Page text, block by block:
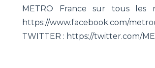
METRO France sur tous les
https://www.facebook.com/
TWITTER : https://twitter.com/